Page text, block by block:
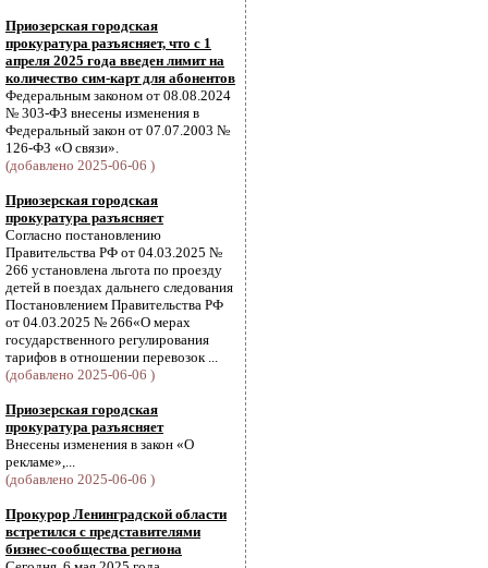
Приозерская городская
прокуратура разъясняет, что с 1
апреля 2025 года введен лимит на
количество сим-карт для абонентов
Федеральным законом от 08.08.2024
№ 303-ФЗ внесены изменения в
Федеральный закон от 07.07.2003 №
126-ФЗ «О связи».
(добавлено 2025-06-06 )
Приозерская городская
прокуратура разъясняет
Согласно постановлению
Правительства РФ от 04.03.2025 №
266 установлена льгота по проезду
детей в поездах дальнего следования
Постановлением Правительства РФ
от 04.03.2025 № 266«О мерах
государственного регулирования
тарифов в отношении перевозок ...
(добавлено 2025-06-06 )
Приозерская городская
прокуратура разъясняет
Внесены изменения в закон «О
рекламе»,...
(добавлено 2025-06-06 )
Прокурор Ленинградской области
встретился с представителями
бизнес-сообщества региона